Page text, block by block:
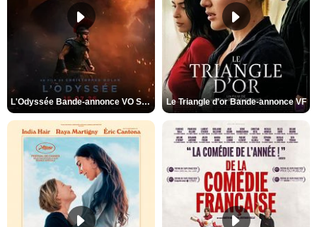
L'Odyssée Bande-annonce VO STFR Le Triangle d'or Bande-annonce VF